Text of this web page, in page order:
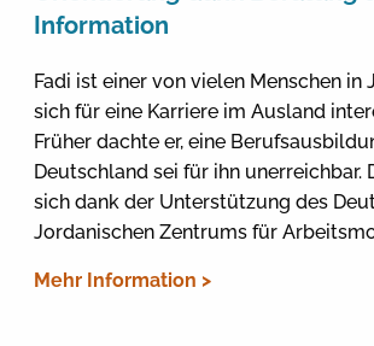
Information
Fadi ist einer von vielen Menschen in
sich für eine Karriere im Ausland
Früher dachte er, eine
Deutschland sei für ihn unerreichbar.
sich dank der Unterstützung des
Jordanischen Zentrums für
Mehr Information >